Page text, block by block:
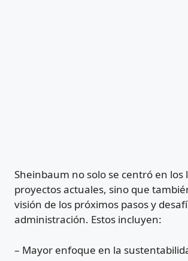
Sheinbaum no solo se centró en los
proyectos actuales, sino que
visión de los próximos pasos y
administración. Estos incluyen:
– Mayor enfoque en la